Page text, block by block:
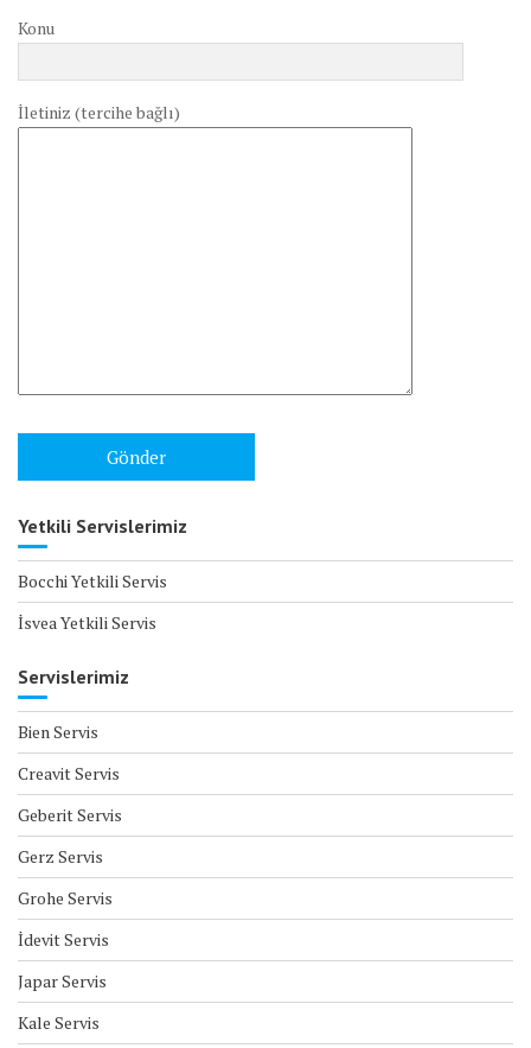
Konu
İletiniz (tercihe bağlı)
Yetkili Servislerimiz
Bocchi Yetkili Servis
İsvea Yetkili Servis
Servislerimiz
Bien Servis
Creavit Servis
Geberit Servis
Gerz Servis
Grohe Servis
İdevit Servis
Japar Servis
Kale Servis